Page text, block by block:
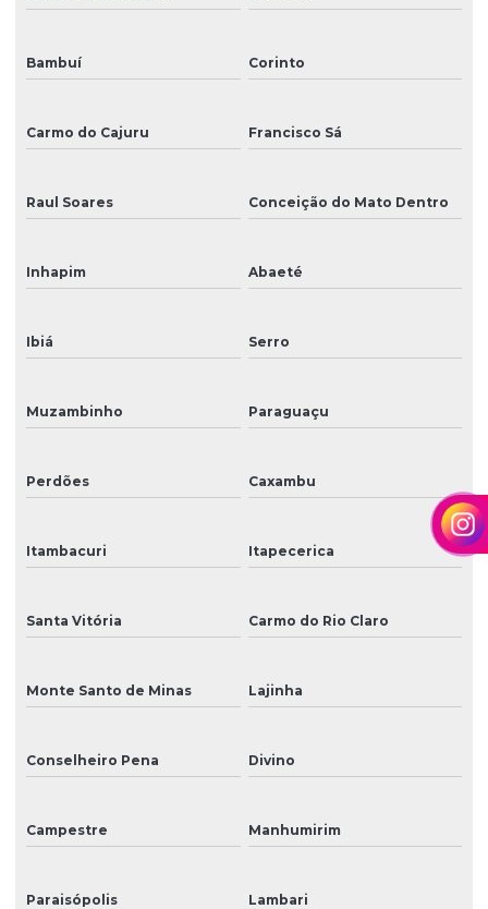
Bambuí Corinto
Carmo do Cajuru Francisco Sá
Raul Soares Conceição do Mato Dentro
Inhapim Abaeté
Ibiá Serro
Muzambinho Paraguaçu
Perdões Caxambu
Itambacuri Itapecerica
Santa Vitória Carmo do Rio Claro
Monte Santo de Minas Lajinha
Conselheiro Pena Divino
Campestre Manhumirim
Paraisópolis Lambari